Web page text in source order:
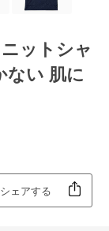
ットシャ
ない 肌に
シェアする